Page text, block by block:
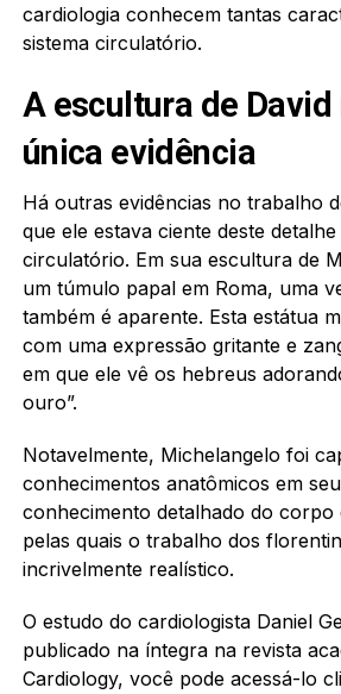
cardiologia conhecem tantas
sistema circulatório.
A escultura de David
única evidência
Há outras evidências no trabalho
que ele estava ciente deste
circulatório. Em sua escultura de
um túmulo papal em Roma, uma
também é aparente. Esta estátua
com uma expressão gritante e
em que ele vê os hebreus
ouro”.
Notavelmente, Michelangelo foi
conhecimentos anatômicos em
conhecimento detalhado do corpo
pelas quais o trabalho dos
incrivelmente realístico.
O estudo do cardiologista Daniel
publicado na íntegra na revista
Cardiology, você pode acessá-lo